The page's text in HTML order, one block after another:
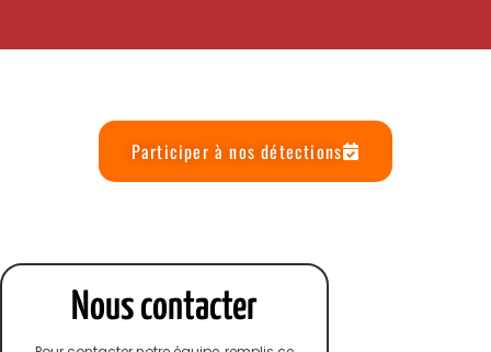
Participer à nos détections
Nous contacter